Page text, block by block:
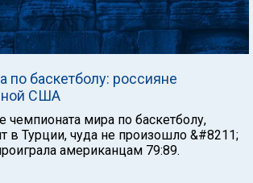
по баскетболу: россияне
США
чемпионата мира по баскетболу,
в Турции, чуда не произошло &#8211;
американцам 79:89.